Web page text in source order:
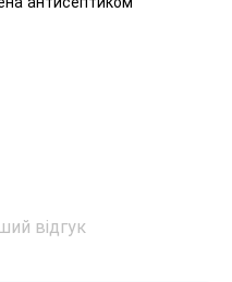
відгук